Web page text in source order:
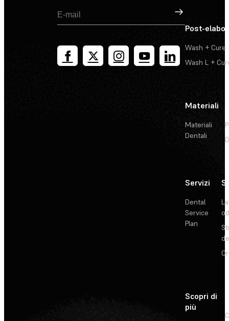
Registrati
Post-
Wash + Cure
Wash L +
Materiali
Materiali
Dentali
Servizi
Dental
Service
Plan
Scopri di
più